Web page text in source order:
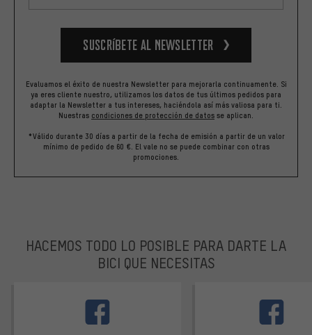
Suscríbete al newsletter
Evaluamos el éxito de nuestra Newsletter para mejorarla continuamente. Si
ya eres cliente nuestro, utilizamos los datos de tus últimos pedidos para
adaptar la Newsletter a tus intereses, haciéndola así más valiosa para ti.
Nuestras condiciones de protección de datos se aplican.
*Válido durante 30 días a partir de la fecha de emisión a partir de un valor
mínimo de pedido de 60 €. El vale no se puede combinar con otras
promociones.
HACEMOS TODO LO POSIBLE PARA DARTE LA
BICI QUE NECESITAS